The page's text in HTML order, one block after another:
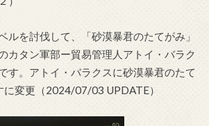
ルを討伐して、「砂漠暴君のたてがみ」
カタン軍部ー貿易管理人アトイ・バラク
す。アトイ・バラクスに砂漠暴君のたて
変更（2024/07/03 UPDATE）